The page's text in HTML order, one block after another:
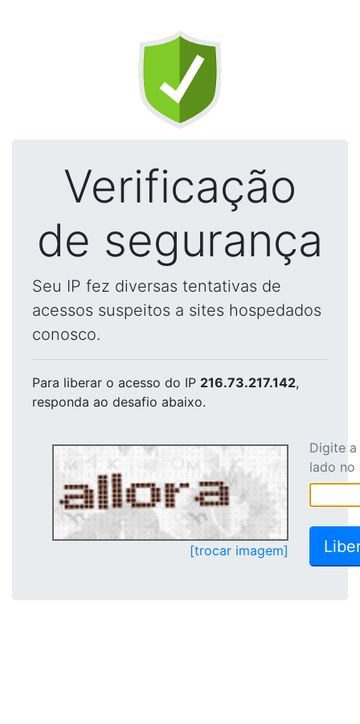
Verificação
de segurança
Seu IP fez diversas tentativas de
acessos suspeitos a sites hospedados
conosco.
Para liberar o acesso do IP 216.73.217.142,
responda ao desafio abaixo.
[trocar imagem]
Digite
lado no